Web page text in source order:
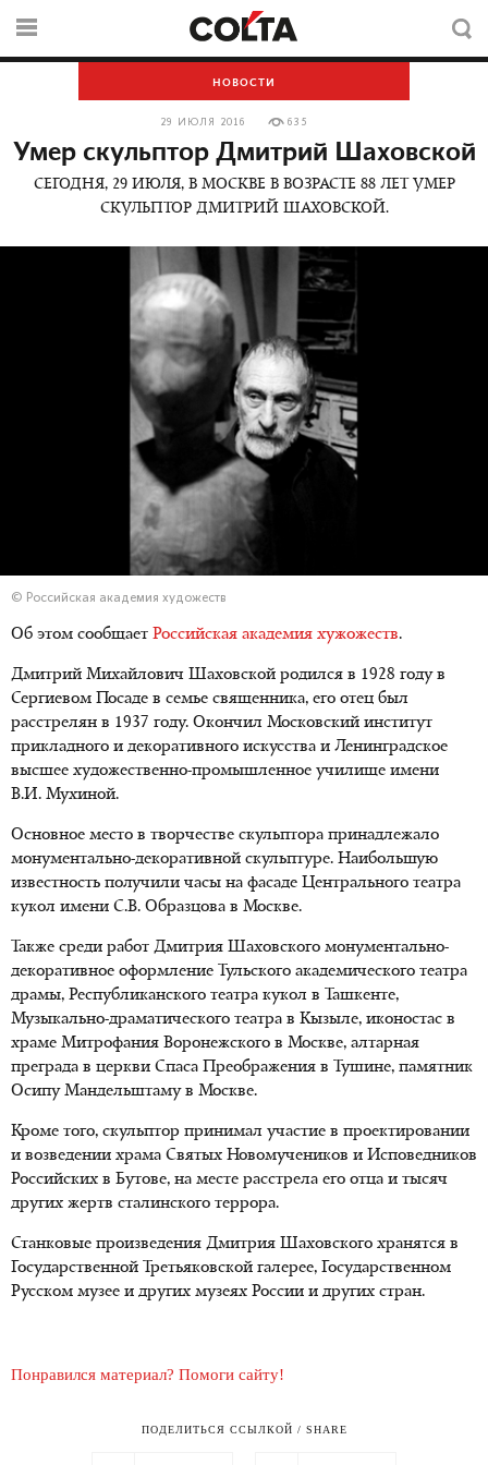
НОВОСТИ
29 ИЮЛЯ 2016 635
Умер скульптор Дмитрий Шаховской
СЕГОДНЯ, 29 ИЮЛЯ, В МОСКВЕ В ВОЗРАСТЕ 88 ЛЕТ УМЕР
СКУЛЬПТОР ДМИТРИЙ ШАХОВСКОЙ.
© Российская академия художеств
Об этом сообщает Российская академия хужожеств.
Дмитрий Михайлович Шаховской родился в 1928 году в
Сергиевом Посаде в семье священника, его отец был
расстрелян в 1937 году. Окончил Московский институт
прикладного и декоративного искусства и Ленинградское
высшее художественно-промышленное училище имени
В.И. Мухиной.
Основное место в творчестве скульптора принадлежало
монументально-декоративной скульптуре. Наибольшую
известность получили часы на фасаде Центрального театра
кукол имени С.В. Образцова в Москве.
Также среди работ Дмитрия Шаховского монументально-
декоративное оформление Тульского академического театра
драмы, Республиканского театра кукол в Ташкенте,
Музыкально-драматического театра в Кызыле, иконостас в
храме Митрофания Воронежского в Москве, алтарная
преграда в церкви Спаса Преображения в Тушине, памятник
Осипу Мандельштаму в Москве.
Кроме того, скульптор принимал участие в проектировании
и возведении храма Святых Новомучеников и Исповедников
Российских в Бутове, на месте расстрела его отца и тысяч
других жертв сталинского террора.
Станковые произведения Дмитрия Шаховского хранятся в
Государственной Третьяковской галерее, Государственном
Русском музее и других музеях России и других стран.
Понравился материал? Помоги сайту!
ПОДЕЛИТЬСЯ ССЫЛКОЙ / SHARE